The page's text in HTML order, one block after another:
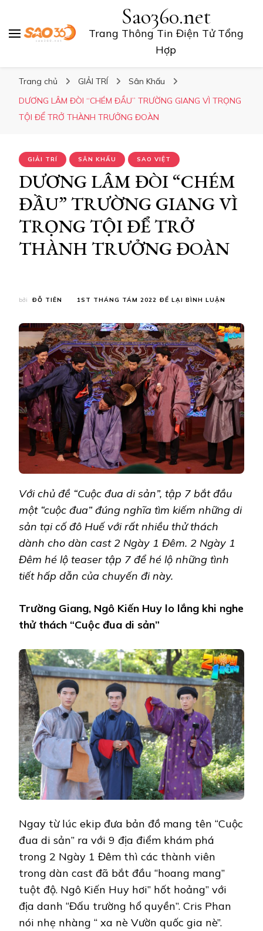
Sao360.net
Trang Thông Tin Điện Tử Tổng
Hợp
Trang chủ GIẢI TRÍ
Sân Khấu
DƯƠNG LÂM ĐÒI “CHÉM ĐẦU” TRƯỜNG GIANG VÌ TRỌNG
TỘI ĐỂ TRỞ THÀNH TRƯỞNG ĐOÀN
GIẢI TRÍ SÂN KHẤU SAO VIỆT
DƯƠNG LÂM ĐÒI “CHÉM
ĐẦU” TRƯỜNG GIANG VÌ
TRỌNG TỘI ĐỂ TRỞ
THÀNH TRƯỞNG ĐOÀN
bởi ĐỖ TIÊN 1ST THÁNG TÁM 2022 ĐỂ LẠI BÌNH LUẬN
ĐÒI
“CHÉM
ĐẦU”
TRƯỜNG
GIANG
VÌ
TRỌNG
TỘI
ĐỂ
TRỞ
THÀNH
ĐOÀN
Với chủ đề “Cuộc đua di sản”, tập 7 bắt đầu
một “cuộc đua” đúng nghĩa tìm kiếm những di
sản tại cố đô Huế với rất nhiều thử thách
dành cho dàn cast 2 Ngày 1 Đêm. 2 Ngày 1
Đêm hé lộ teaser tập 7 để hé lộ những tình
tiết hấp dẫn của chuyến đi này.
Trường Giang, Ngô Kiến Huy lo lắng khi nghe
thử thách “Cuộc đua di sản”
Ngay từ lúc ekip đưa bản đồ mang tên “Cuộc
đua di sản” ra với 9 địa điểm khám phá
trong 2 Ngày 1 Đêm thì các thành viên
trong dàn cast đã bắt đầu “hoang mang”
tuột độ. Ngô Kiến Huy hơi” hốt hoảng” với
địa danh “Đấu trường hổ quyền”. Cris Phan
nói nhẹ nhàng “ xa nè Vườn quốc gia nè”.